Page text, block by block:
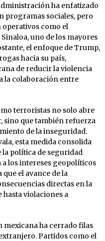
ha enfatizado
programas sociales, pero
operativos como el
uno de los mayores
el enfoque de Trump,
hacia su país,
de reducir la violencia
la colaboración entre
terroristas no solo abre
sino que también refuerza
de la inseguridad.
esta medida consolida
política de seguridad
los intereses geopolíticos
que el avance de la
directas en la
hasta violaciones a
mexicana ha cerrado filas
Partidos como el